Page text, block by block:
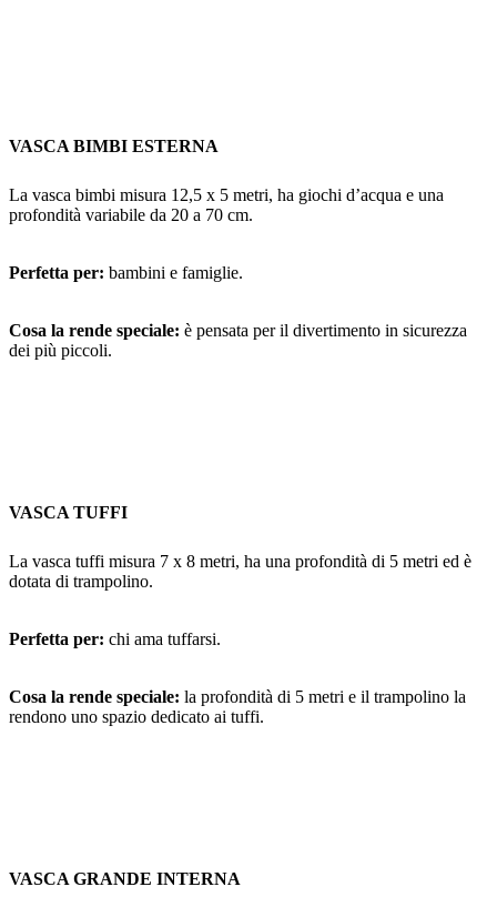
VASCA BIMBI ESTERNA
La vasca bimbi misura 12,5 x 5 metri, ha giochi d’acqua e una
profondità variabile da 20 a 70 cm.
Perfetta per: bambini e famiglie.
Cosa la rende speciale: è pensata per il divertimento in sicurezza
dei più piccoli.
VASCA TUFFI
La vasca tuffi misura 7 x 8 metri, ha una profondità di 5 metri ed è
dotata di trampolino.
Perfetta per: chi ama tuffarsi.
Cosa la rende speciale: la profondità di 5 metri e il trampolino la
rendono uno spazio dedicato ai tuffi.
VASCA GRANDE INTERNA